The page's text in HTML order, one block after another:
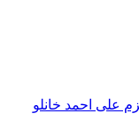
علی احمد خانلو